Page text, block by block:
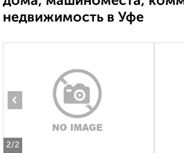
недвижимость в Уфе
2/2
‹